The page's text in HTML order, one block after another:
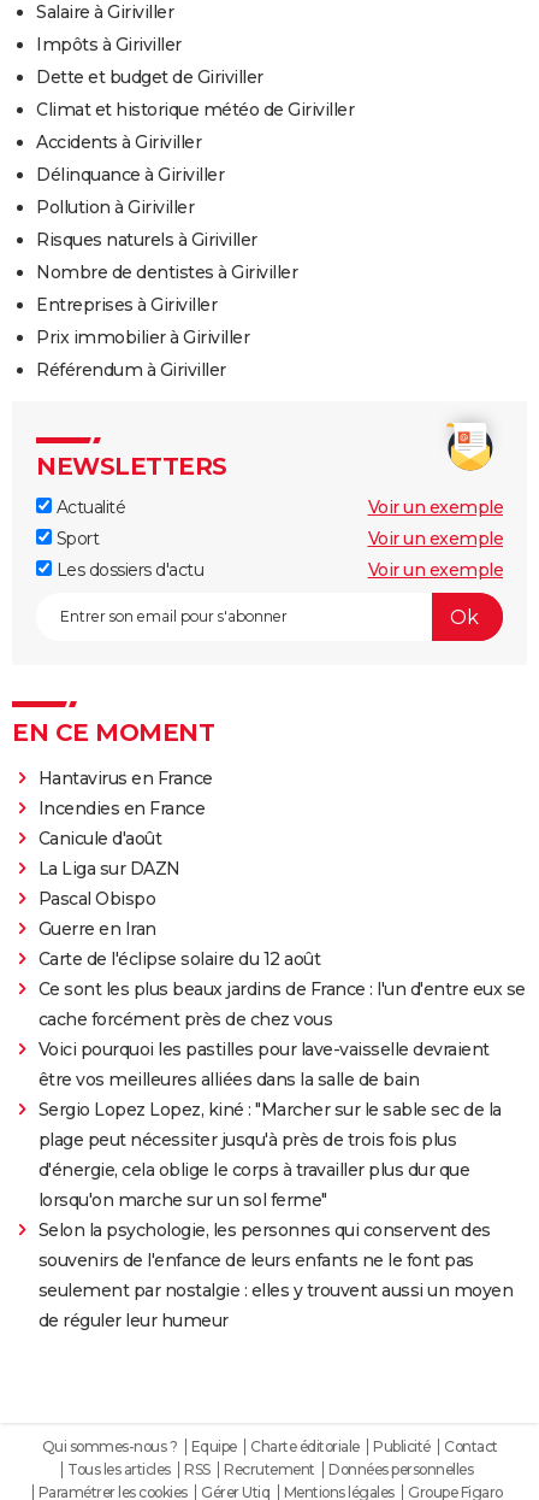
Salaire à Giriviller
Impôts à Giriviller
Dette et budget de Giriviller
Climat et historique météo de Giriviller
Accidents à Giriviller
Délinquance à Giriviller
Pollution à Giriviller
Risques naturels à Giriviller
Nombre de dentistes à Giriviller
Entreprises à Giriviller
Prix immobilier à Giriviller
Référendum à Giriviller
NEWSLETTERS
Actualité
Voir un exemple
Sport
Voir un exemple
Les dossiers d'actu
Voir un exemple
EN CE MOMENT
Hantavirus en France
Incendies en France
Canicule d'août
La Liga sur DAZN
Pascal Obispo
Guerre en Iran
Carte de l'éclipse solaire du 12 août
Ce sont les plus beaux jardins de France : l'un d'entre eux se
cache forcément près de chez vous
Voici pourquoi les pastilles pour lave-vaisselle devraient
être vos meilleures alliées dans la salle de bain
Sergio Lopez Lopez, kiné : "Marcher sur le sable sec de la
plage peut nécessiter jusqu'à près de trois fois plus
d'énergie, cela oblige le corps à travailler plus dur que
lorsqu'on marche sur un sol ferme"
Selon la psychologie, les personnes qui conservent des
souvenirs de l'enfance de leurs enfants ne le font pas
seulement par nostalgie : elles y trouvent aussi un moyen
de réguler leur humeur
Qui sommes-nous ? Equipe Charte éditoriale Publicité
Contact
Tous les articles
RSS Recrutement
Données personnelles
Paramétrer les cookies
Gérer Utiq Mentions légales Groupe Figaro